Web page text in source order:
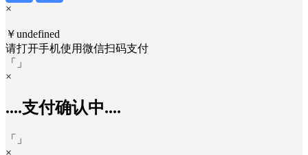
×
￥undefined
请打开手机使用微信扫码支付
「
」
×
....支付确认中....
「
」
×